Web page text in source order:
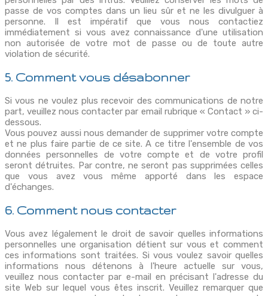
passe de vos comptes dans un lieu sûr et ne les divulguer à
personne. Il est impératif que vous nous contactiez
immédiatement si vous avez connaissance d'une utilisation
non autorisée de votre mot de passe ou de toute autre
violation de sécurité.
5. Comment vous désabonner
Si vous ne voulez plus recevoir des communications de notre
part, veuillez nous contacter par email rubrique « Contact » ci-
dessous.
Vous pouvez aussi nous demander de supprimer votre compte
et ne plus faire partie de ce site. A ce titre l'ensemble de vos
données personnelles de votre compte et de votre profil
seront détruites. Par contre, ne seront pas supprimées celles
que vous avez vous même apporté dans les espace
d'échanges.
6. Comment nous contacter
Vous avez légalement le droit de savoir quelles informations
personnelles une organisation détient sur vous et comment
ces informations sont traitées. Si vous voulez savoir quelles
informations nous détenons à l'heure actuelle sur vous,
veuillez nous contacter par e-mail en précisant l'adresse du
site Web sur lequel vous êtes inscrit. Veuillez remarquer que